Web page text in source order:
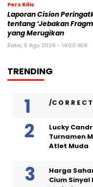
Pers Rilis
Laporan Cision
tentang ‘Jebakan
yang Merugikan
Rabu, 5 Agu 2026 - 14:00 WIB
TRENDING
/C O R R E C
Lucky
Turnamen
Atlet Muda
Harga
Cium